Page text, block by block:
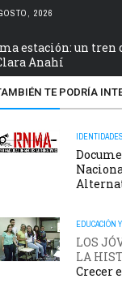
TE PODRÍA
EDUCACIÓN
LOS
LA
Crecer
2026
estación: un tren
Anahí
AMIGAS